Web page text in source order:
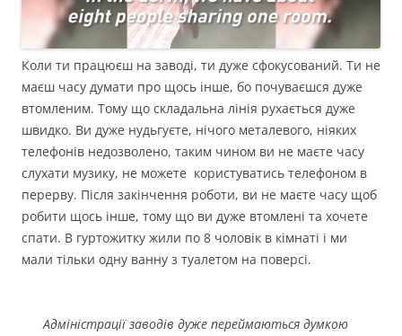
Коли ти працюєш на заводі, ти дуже сфокусований. Ти не
маєш часу думати про щось інше, бо почуваєшся дуже
втомленим. Тому що складальна лінія рухається дуже
швидко. Ви дуже нудьгуєте, нічого металевого, ніяких
телефонів недозволено, таким чином ви не маєте часу
слухати музику, не можете користуватись телефоном в
перерву. Після закінчення роботи, ви не маєте часу щоб
робити щось інше, тому що ви дуже втомлені та хочете
спати. В гуртожитку жили по 8 чоловік в кімнаті і ми
мали тільки одну ванну з туалетом на поверсі.
Адміністрації заводів дуже переймаються думкою